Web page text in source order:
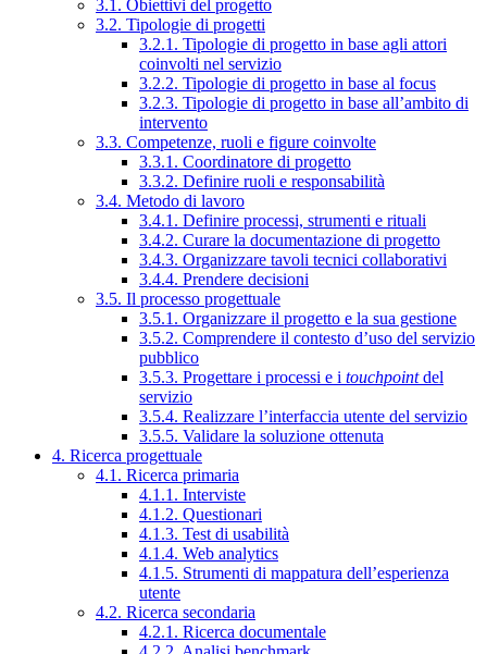
3.1. Obiettivi del progetto
3.2. Tipologie di progetti
3.2.1. Tipologie di progetto in base agli attori
coinvolti nel servizio
3.2.2. Tipologie di progetto in base al focus
3.2.3. Tipologie di progetto in base all’ambito di
intervento
3.3. Competenze, ruoli e figure coinvolte
3.3.1. Coordinatore di progetto
3.3.2. Definire ruoli e responsabilità
3.4. Metodo di lavoro
3.4.1. Definire processi, strumenti e rituali
3.4.2. Curare la documentazione di progetto
3.4.3. Organizzare tavoli tecnici collaborativi
3.4.4. Prendere decisioni
3.5. Il processo progettuale
3.5.1. Organizzare il progetto e la sua gestione
3.5.2. Comprendere il contesto d’uso del servizio
pubblico
3.5.3. Progettare i processi e i touchpointdel
servizio
3.5.4. Realizzare l’interfaccia utente del servizio
3.5.5. Validare la soluzione ottenuta
4. Ricerca progettuale
4.1. Ricerca primaria
4.1.1. Interviste
4.1.2. Questionari
4.1.3. Test di usabilità
4.1.4. Web analytics
4.1.5. Strumenti di mappatura dell’esperienza
utente
4.2. Ricerca secondaria
4.2.1. Ricerca documentale